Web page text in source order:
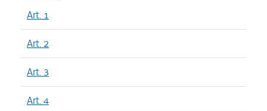
Art. 1
Art. 2
Art. 3
Art. 4